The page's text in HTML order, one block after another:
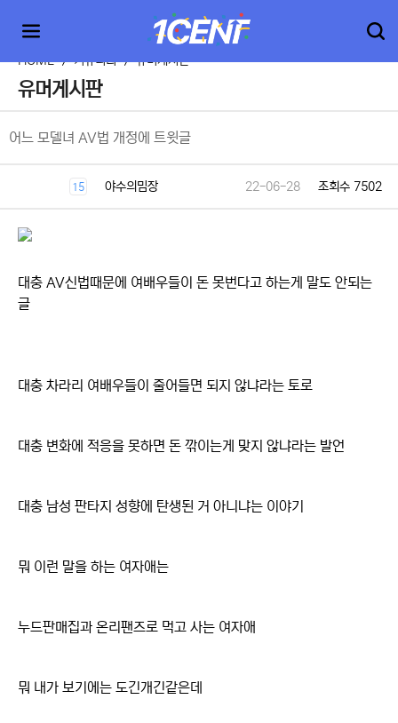
HOME > 커뮤니티 > 유머게시판
유머게시판
어느 모델녀 AV법 개정에 트윗글
15 야수의밈장 22-06-28 조회수 7502
대충 AV신법때문에 여배우들이 돈 못번다고 하는게 말도 안되는
글
대충 차라리 여배우들이 줄어들면 되지 않냐라는 토로
대충 변화에 적응을 못하면 돈 깎이는게 맞지 않냐라는 발언
대충 남성 판타지 성향에 탄생된 거 아니냐는 이야기
뭐 이런 말을 하는 여자애는
누드판매집과 온리팬즈로 먹고 사는 여자애
뭐 내가 보기에는 도긴개긴같은데